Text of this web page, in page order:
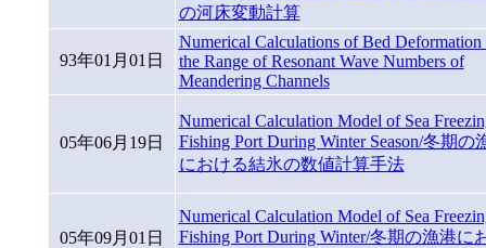
の河床変動計算
93年01月01日
Numerical Calculations of Bed Deformation
the Range of Resonant Wave Numbers of
Meandering Channels
05年06月19日
Numerical Calculation Model of Sea
Fishing Port During Winter Season/冬期の
における結氷の数値計算手法
05年09月01日
Numerical Calculation Model of Sea
Fishing Port During Winter/冬期の漁港に